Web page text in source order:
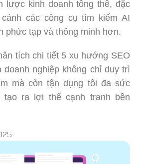
lược kinh doanh tổng thể, đặc
các công cụ tìm kiếm AI
phức tạp và thông minh hơn.
tích chi tiết 5 xu hướng SEO
doanh nghiệp không chỉ duy trì
mà còn tận dụng tối đa sức
tạo ra lợi thế cạnh tranh bền